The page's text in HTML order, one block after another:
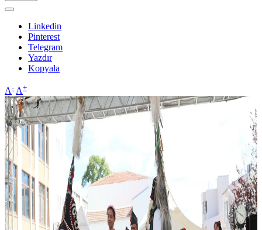
Linkedin
Pinterest
Telegram
Yazdır
Kopyala
A- A+